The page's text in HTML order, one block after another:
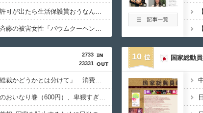
【速報】日本「永住許可が出たら生活保護貰おうなんて外国人が増えては困る。日本人以上の水準のみ許可」
【速報】ジャンポケ斉藤の被害女性「バウムクーヘン売ったりTikTokライブしててムカついたから示談しなかった」
2733
23331
【高市首相】「私が総裁かどうかとは分けて」 消費減税「2年後に私の責任で戻す」発言を説明
【画像】ディズニーのおいなり巻（600円）、卑猥すぎて賛否両論ｗｗｗｗｗｗｗｗｗ
10 国家総動